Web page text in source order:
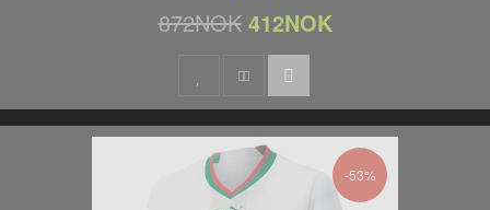
872NOK 412NOK
-53%